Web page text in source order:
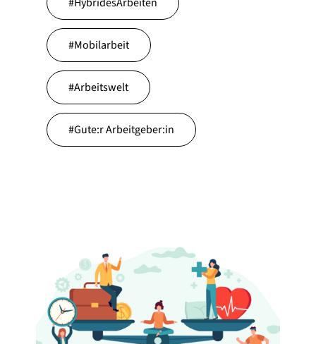
#Mobilarbeit
#Arbeitswelt
#Gute:r Arbeitgeber:in